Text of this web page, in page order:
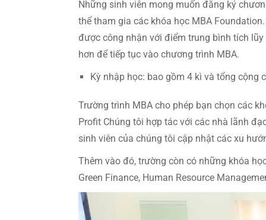
Những sinh viên mong muốn đăng ký
thể tham gia các khóa học MBA
được công nhận với điểm trung bình tích
hơn để tiếp tục vào chương trình MBA.
Kỳ nhập học: bao gồm 4 kì và tổng cộng
Trường trình MBA cho phép bạn chọn các
Profit Chúng tôi hợp tác với các nhà lãnh
sinh viên của chúng tôi cập nhật các xu
Thêm vào đó, trường còn có những khóa
Green Finance, Human Resource